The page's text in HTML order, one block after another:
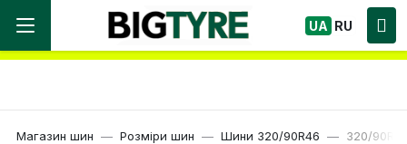
Ми працюємо! Великий вибір Шин, швидка
доставка по Україні!
UA RU
Магазин шин Розміри шин Шини 320/90R46 320/